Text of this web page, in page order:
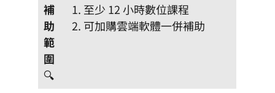
補
助
範
圍
🔍
1. 至少 12 小時數位課程
2. 可加購雲端軟體一併補助